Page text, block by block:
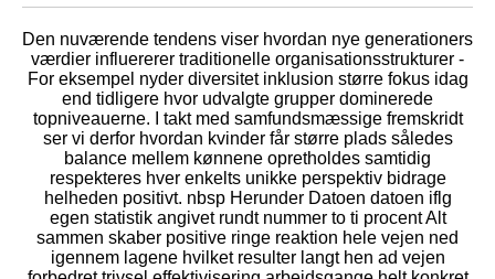
Den nuværende tendens viser hvordan nye generationers
værdier influererer traditionelle organisationsstrukturer -
For eksempel nyder diversitet inklusion større fokus idag
end tidligere hvor udvalgte grupper dominerede
topniveauerne. I takt med samfundsmæssige fremskridt
ser vi derfor hvordan kvinder får større plads således
balance mellem kønnene opretholdes samtidig
respekteres hver enkelts unikke perspektiv bidrage
helheden positivt. nbsp Herunder Datoen datoen iflg
egen statistik angivet rundt nummer to ti procent Alt
sammen skaber positive ringe reaktion hele vejen ned
igennem lagene hvilket resulter langt hen ad vejen